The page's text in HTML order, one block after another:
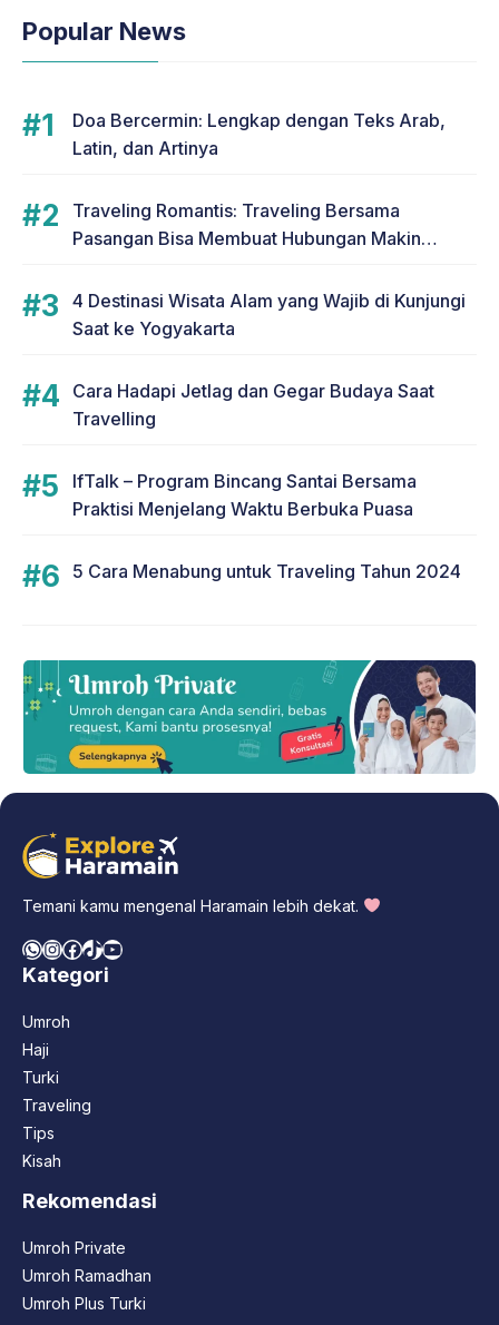
Popular News
Doa Bercermin: Lengkap dengan Teks Arab,
Latin, dan Artinya
Traveling Romantis: Traveling Bersama
Pasangan Bisa Membuat Hubungan Makin
4 Destinasi Wisata Alam yang Wajib di Kunjungi
Saat ke Yogyakarta
Cara Hadapi Jetlag dan Gegar Budaya Saat
Travelling
IfTalk – Program Bincang Santai Bersama
Praktisi Menjelang Waktu Berbuka Puasa
5 Cara Menabung untuk Traveling Tahun 2024
Temani kamu mengenal Haramain lebih dekat.
WhatsApp
Instagram
Facebook
TikTok
YouTube
Kategori
Umroh
Haji
Turki
Traveling
Tips
Kisah
Rekomendasi
Umroh Private
Umroh Ramadhan
Umroh Plus Turki